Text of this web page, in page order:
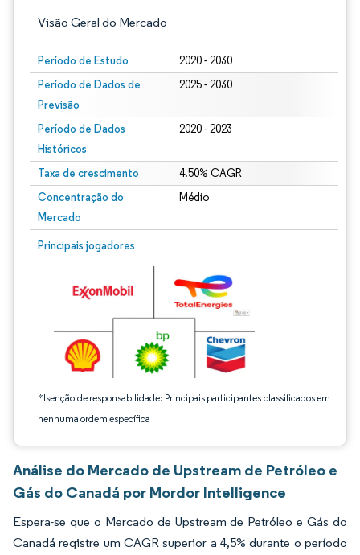
Visão Geral do Mercado
Período de Estudo 2020 - 2030
Período de Dados de
Previsão
2025 - 2030
Período de Dados
Históricos
2020 - 2023
Taxa de crescimento 4.50% CAGR
Concentração do
Mercado
Médio
Principais jogadores
*Isenção de responsabilidade: Principais participantes classificados em
nenhuma ordem específica
Imagem © Mordor Intelligence. O reuso requer atribuição conforme CC BY 4.0.
Análise do Mercado de Upstream de Petróleo e
Gás do Canadá por Mordor Intelligence
Espera-se que o Mercado de Upstream de Petróleo e Gás do
Canadá registre um CAGR superior a 4,5% durante o período